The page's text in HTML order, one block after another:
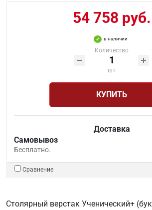
54 758 руб.
в наличии
Количество
шт
КУПИТЬ
Доставка
Самовывоз
Бесплатно.
Сравнение
Столярный верстак Ученический+